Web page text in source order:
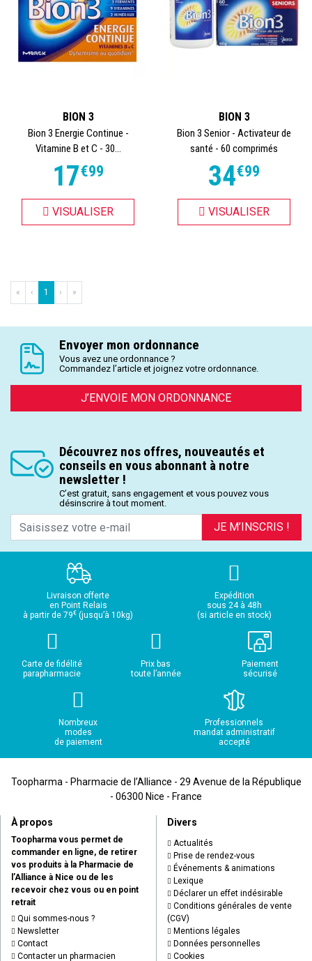
BION 3
Bion 3 Energie Continue -
Vitamine B et C - 30...
17€99
VISUALISER
BION 3
Bion 3 Senior - Activateur de
santé - 60 comprimés
34€99
VISUALISER
« ‹ 1 › »
Envoyer mon ordonnance
Vous avez une ordonnance ?
Commandez l’article et joignez votre ordonnance.
J’ENVOIE MON ORDONNANCE
Découvrez nos offres, nouveautés et
conseils en vous abonnant à notre
newsletter !
C’est gratuit, sans engagement et vous pouvez vous
désinscrire à tout moment.
JE M’INSCRIS !
Livraison offerte
en Point Relais
à partir de 79€ (jusqu’à 10kg)
Expédition
sous 24 à 48h
(si article en stock)
Carte de fidélité
parapharmacie
Prix bas
toute l’année
Paiement
sécurisé
Nombreux
modes
de paiement
Professionnels
mandat administratif
accepté
Toopharma - Pharmacie de l’Alliance - 29 Avenue de la République
- 06300 Nice - France
À propos
Toopharma vous permet de
commander en ligne, de retirer
vos produits à la Pharmacie de
l’Alliance à Nice ou de les
recevoir chez vous ou en point
retrait
Qui sommes-nous ?
Newsletter
Contact
Contacter un pharmacien
Divers
Actualités
Prise de rendez-vous
Événements & animations
Lexique
Déclarer un effet indésirable
Conditions générales de vente
(CGV)
Mentions légales
Données personnelles
Cookies